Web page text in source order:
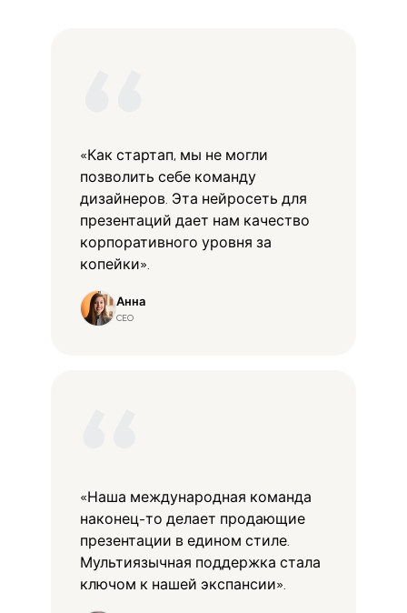
«Как стартап, мы не могли
позволить себе команду
дизайнеров. Эта нейросеть для
презентаций дает нам качество
корпоративного уровня за
копейки».
Анна
CEO
«Наша международная команда
наконец-то делает продающие
презентации в едином стиле.
Мультиязычная поддержка стала
ключом к нашей экспансии».